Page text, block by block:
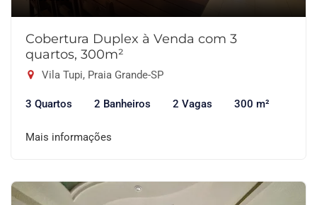
Cobertura Duplex à Venda com 3
quartos, 300m²
Vila Tupi, Praia Grande-SP
3 Quartos 2 Banheiros 2 Vagas 300 m²
Mais informações